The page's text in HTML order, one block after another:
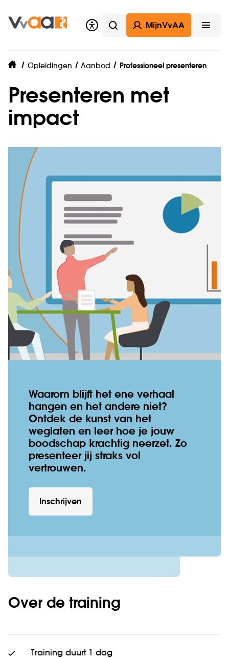
Zoeken
MijnVvAA
home
Opleidingen Aanbod Professioneel presenteren
Presenteren met
impact
Waarom blijft het ene verhaal
hangen en het andere niet?
Ontdek de kunst van het
weglaten en leer hoe je jouw
boodschap krachtig neerzet. Zo
presenteer jij straks vol
vertrouwen.
Inschrijven
Over de training
Training duurt 1 dag